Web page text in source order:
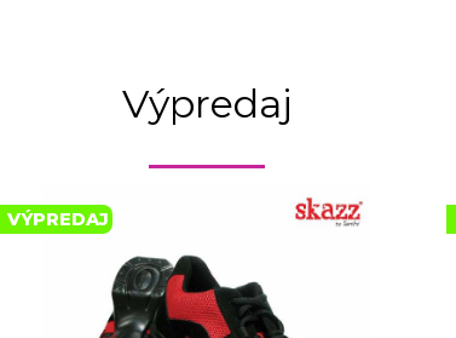
Výpredaj
VÝPREDAJ